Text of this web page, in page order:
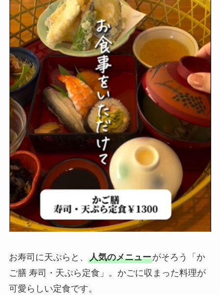
お寿司に天ぷらと、 人気のメニューがそろう「か
ご膳 寿司・天ぷら定食」。かごに収まった料理が
可愛らしい定食です。